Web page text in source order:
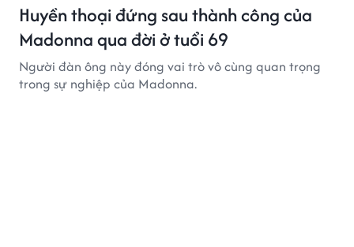
Huyền thoại đứng sau thành công của
Madonna qua đời ở tuổi 69
Người đàn ông này đóng vai trò vô cùng quan trọng
trong sự nghiệp của Madonna.